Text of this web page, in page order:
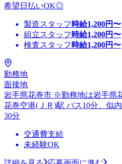
希望日払いOK◎
製造スタッフ 時給1,200円〜
組立スタッフ 時給1,200円〜
検査スタッフ 時給1,200円〜
勤務地
面接地
岩手県花巻市 ※勤務地は岩手県
花巻空港(ＪＲ)駅 バス10分、似
30分
交通費支給
未経験OK